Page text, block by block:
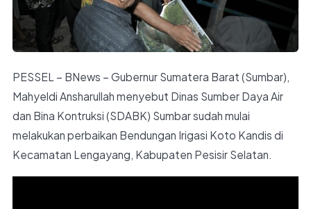
PESSEL – BNews – Gubernur Sumatera Barat (Sumbar),
Mahyeldi Ansharullah menyebut Dinas Sumber Daya Air
dan Bina Kontruksi (SDABK) Sumbar sudah mulai
melakukan perbaikan Bendungan Irigasi Koto Kandis di
Kecamatan Lengayang, Kabupaten Pesisir Selatan.